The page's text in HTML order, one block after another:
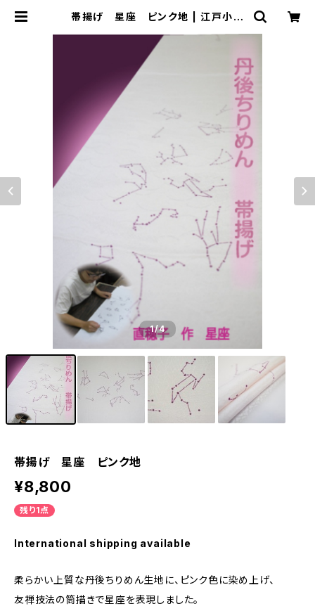
帯揚げ 星座 ピンク地 | 江戸小紋
1/4
帯揚げ 星座 ピンク地
¥8,800
残り1点
International shipping available
柔らかい上質な丹後ちりめん生地に、ピンク色に染め上げ、
友禅技法の筒描きで星座を表現しました。